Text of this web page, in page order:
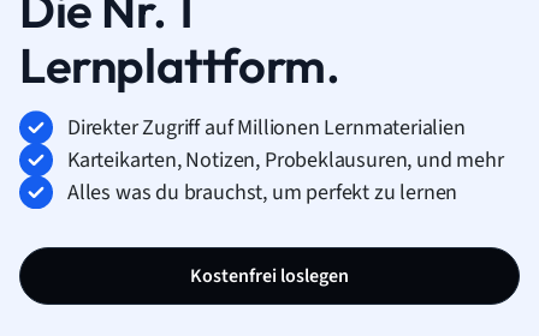
Lernplattform.
Direkter Zugriff auf Millionen Lernmaterialien
Karteikarten, Notizen, Probeklausuren, und mehr
Alles was du brauchst, um perfekt zu lernen
Kostenfrei loslegen